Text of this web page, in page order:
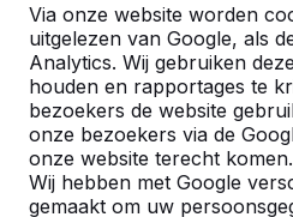
Via onze website worden
uitgelezen van Google, als
Analytics. Wij gebruiken
houden en rapportages te
bezoekers de website
onze bezoekers via de
onze website terecht komen.
Wij hebben met Google
gemaakt om uw
Ontdek ons
assortiment